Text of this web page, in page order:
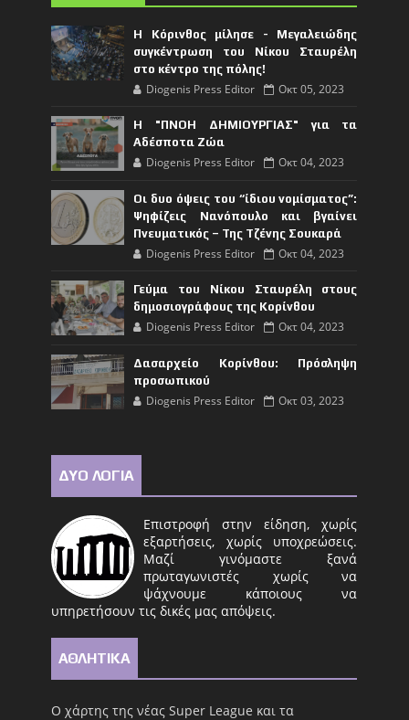
Η Κόρινθος μίλησε - Μεγαλειώδης
συγκέντρωση του Νίκου Σταυρέλη
στο κέντρο της πόλης!
Diogenis Press Editor Οκτ 05, 2023
Η "ΠΝΟΗ ΔΗΜΙΟΥΡΓΙΑΣ" για τα
Αδέσποτα Ζώα
Diogenis Press Editor Οκτ 04, 2023
Οι δυο όψεις του “ίδιου νομίσματος”:
Ψηφίζεις Νανόπουλο και βγαίνει
Πνευματικός – Της Τζένης Σουκαρά
Diogenis Press Editor Οκτ 04, 2023
Γεύμα του Νίκου Σταυρέλη στους
δημοσιογράφους της Κορίνθου
Diogenis Press Editor Οκτ 04, 2023
Δασαρχείο Κορίνθου: Πρόσληψη
προσωπικού
Diogenis Press Editor Οκτ 03, 2023
ΔΥΟ ΛΟΓΙΑ
Επιστροφή στην είδηση, χωρίς
εξαρτήσεις, χωρίς υποχρεώσεις.
Μαζί γινόμαστε ξανά
πρωταγωνιστές χωρίς να
ψάχνουμε κάποιους να
υπηρετήσουν τις δικές μας απόψεις.
ΑΘΛΗΤΙΚΑ
Ο χάρτης της νέας Super League και τα